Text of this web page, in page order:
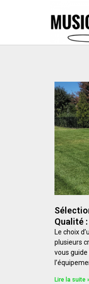
Qualité
Le choix
plusieurs
vous
Lire la suite